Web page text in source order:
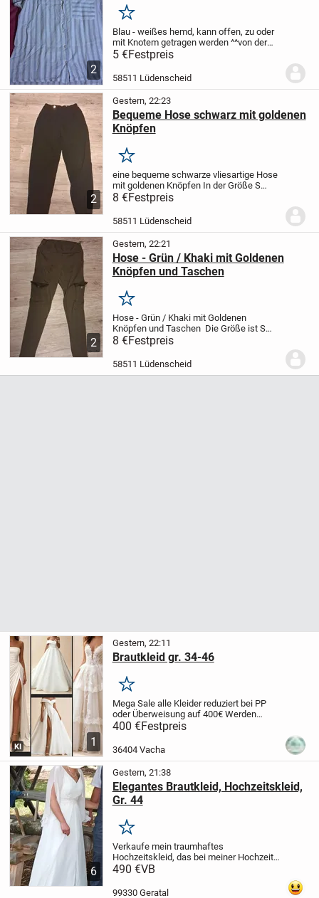
2
Merken
Blau - weißes hemd, kann offen, zu oder
mit Knotem getragen werden ^^von der
Marke JaninaIn der Größe S (36)
Farbe Blau /Weiß
5 €Festpreis
58511 Lüdenscheid
2
Gestern, 22:23
Bequeme Hose schwarz mit goldenen
Knöpfen
Merken
eine bequeme schwarze vliesartige Hose
mit goldenen Knöpfen In der Größe S
(36)und der Farbe Schwarz mit Goldenen
Bei Fragen gerne melden
8 €Festpreis
58511 Lüdenscheid
2
Gestern, 22:21
Hose - Grün / Khaki mit Goldenen
Knöpfen und Taschen
Merken
Hose - Grün / Khaki mit Goldenen
Knöpfen und Taschen Die Größe ist S
(36)Farbe: Khaki
8 €Festpreis
58511 Lüdenscheid
1
KI
Gestern, 22:11
Brautkleid gr. 34-46
Merken
Mega Sale alle Kleider reduziert bei PP
oder Überweisung auf 400€ Werden
sofort nach Zahlungseingang
Lieferzeit ca. 21Tage
oder Überweisung möglich
400 €Festpreis
36404 Vacha
6
Gestern, 21:38
Elegantes Brautkleid, Hochzeitskleid,
Gr. 44
Merken
Verkaufe mein traumhaftes
Hochzeitskleid, das bei meiner Hochzeit
für viele bewundernde Blicke gesorgt hat.
Linie, fließenden Chiffon-Stoff und
490 €VB
99330 Geratal